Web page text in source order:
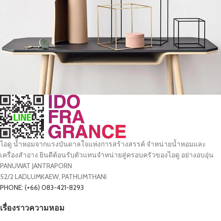
Kitchen
Leo uteu ullamcorper
ไอดู น้ำหอมจากแรงบันดาลใจแห่งการสร้างสรรค์ จำหน่ายน้ำหอมและ
เครื่องสำอาง ยินดีต้อนรับตัวแทนจำหน่ายสู่ครอบครัวของไอดู อย่างอบอุ่น
PANUWAT JANTRAPORN
52/2 LADLUMKAEW, PATHUMTHANI
PHONE: (+66) 083-421-8293
เรื่องราวความหอม